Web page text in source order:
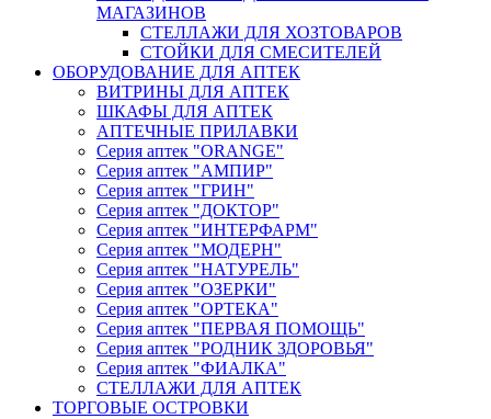
МАГАЗИНОВ
СТЕЛЛАЖИ ДЛЯ ХОЗТОВАРОВ
СТОЙКИ ДЛЯ СМЕСИТЕЛЕЙ
ОБОРУДОВАНИЕ ДЛЯ АПТЕК
ВИТРИНЫ ДЛЯ АПТЕК
ШКАФЫ ДЛЯ АПТЕК
АПТЕЧНЫЕ ПРИЛАВКИ
Серия аптек "ORANGE"
Серия аптек "АМПИР"
Серия аптек "ГРИН"
Серия аптек "ДОКТОР"
Серия аптек "ИНТЕРФАРМ"
Серия аптек "МОДЕРН"
Серия аптек "НАТУРЕЛЬ"
Серия аптек "ОЗЕРКИ"
Серия аптек "ОРТЕКА"
Серия аптек "ПЕРВАЯ ПОМОЩЬ"
Серия аптек "РОДНИК ЗДОРОВЬЯ"
Серия аптек "ФИАЛКА"
СТЕЛЛАЖИ ДЛЯ АПТЕК
ТОРГОВЫЕ ОСТРОВКИ